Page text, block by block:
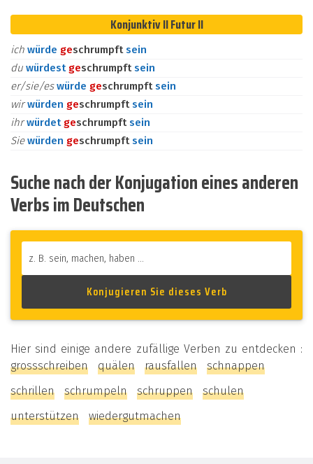
Konjunktiv II Futur II
ich würde geschrumpftsein
du würdest geschrumpftsein
er/sie/eswürde geschrumpftsein
wirwürden geschrumpftsein
ihrwürdet geschrumpftsein
Siewürden geschrumpftsein
Suche nach der Konjugation eines anderen
Verbs im Deutschen
Hier sind einige andere zufällige Verben zu entdecken :
grossschreiben
quälen rausfallen
schnappen
schrillen
schrumpeln schruppen
schulen
unterstützen
wiedergutmachen